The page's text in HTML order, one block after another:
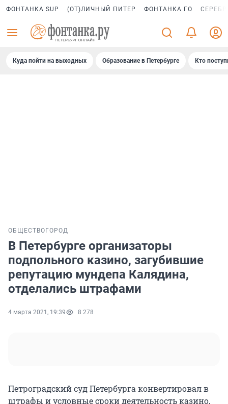
ФОНТАНКА SUP (ОТ)ЛИЧНЫЙ ПИТЕР ФОНТАНКА ГО
Куда пойти на выходных Образование в Петербурге Кто
ОБЩЕСТВО ГОРОД
В Петербурге организаторы
подпольного казино, загубившие
репутацию мундепа Калядина,
отделались штрафами
4 марта 2021, 19:39 8 278
Петроградский суд Петербурга конвертировал в
штрафы и условные сроки деятельность казино,